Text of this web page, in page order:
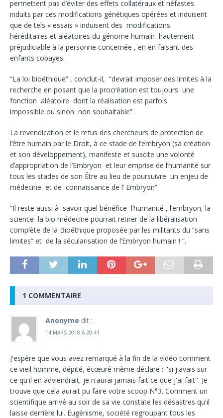
permettent pas d’éviter des effets collatéraux et néfastes
induits par ces modifications génétiques opérées et induisent
que de tels « essais » induisent des modifications
héréditaires et aléatoires du génome humain hautement
préjudiciable à la personne concernée , en en faisant des
enfants cobayes.
“La loi bioéthique” , conclut-il, “devrait imposer des limites à la
recherche en posant que la procréation est toujours une
fonction aléatoire dont la réalisation est parfois
impossible ou sinon non souhaitable” .
La revendication et le refus des chercheurs de protection de
l’être humain par le Droit, à ce stade de l’embryon (sa création
et son développement), manifeste et suscite une volonté
d’appropriation de l’Embryon et leur emprise de l’humanité sur
tous les stades de son Être au lieu de poursuivre un enjeu de
médecine et de connaissance de l’ Embryon”.
“Il reste aussi à savoir quel bénéfice l’humanité , l’embryon, la
science la bio médecine pourrait retirer de la libéralisation
complète de la Bioéthique proposée par les militants du “sans
limites” et de la sécularisation de l’Embryon humain ! ”.
1 COMMENTAIRE
Anonyme dit :
14 MARS 2018 À 20:41
J'espère que vous avez remarqué à la fin de la vidéo comment
ce vieil homme, dépité, écœuré même déclare : "si j'avais sur
ce qu'il en adviendrait, je n'aurai jamais fait ce que j'ai fait". Je
trouve que cela aurait pu faire votre scoop N°3. Comment un
scientifique arrivé au soir de sa vie constate les désastres qu'il
laisse derrière lui. Eugénisme, société regroupant tous les